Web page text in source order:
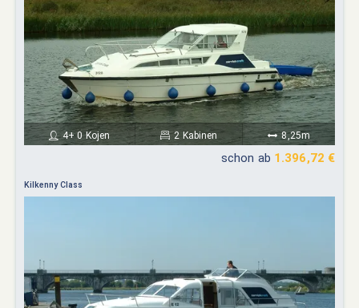
4+ 0 Kojen 2 Kabinen 8,25m
schon ab 1.396,72 €
Kilkenny Class